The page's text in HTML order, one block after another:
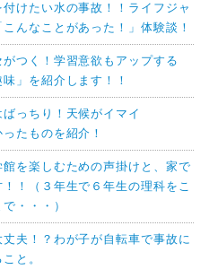
けたい水の事故！！ライフジャ
んなことがあった！」体験談！
つく！学習意欲もアップする
」を紹介します！！
っちり！天候がイマイ
たものを紹介！
を楽しむための声掛けと、家で
！（３年生で６年生の理科をこ
・・・）
夫！？わが子が自転車で事故に
と。